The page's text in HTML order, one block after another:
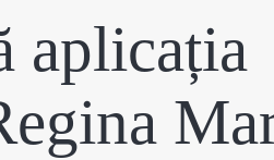
aplicația